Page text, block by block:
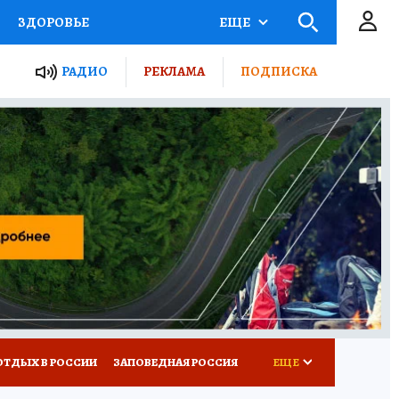
ЗДОРОВЬЕ
ПРОЕКТЫ РОССИИ
ПУТЕВОДИТЕЛЬ
ТУРИЗМ
ПОТРЕБИТЕЛЯ ВСЕ О КП
ЕЩЕ
РАДИО РЕКЛАМА ПОДПИСКА
В РОССИИ ЗАПОВЕДНАЯ РОССИЯ ЕЩЕ